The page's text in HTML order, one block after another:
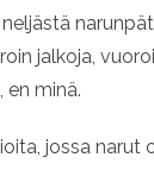
jalkoja,
en minä.
jossa narut